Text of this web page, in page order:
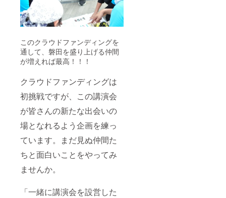
このクラウドファンディングを
通して、磐田を盛り上げる仲間
が増えれば最高！！！
クラウドファンディングは
初挑戦ですが、この講演会
が皆さんの新たな出会いの
場となれるよう企画を練っ
ています。まだ見ぬ仲間た
ちと面白いことをやってみ
ませんか。
「一緒に講演会を設営した